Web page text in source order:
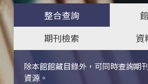
整合查詢
期刊檢索
資
除本館館藏目錄外，可同時查詢期
資源。
關鍵字搜尋